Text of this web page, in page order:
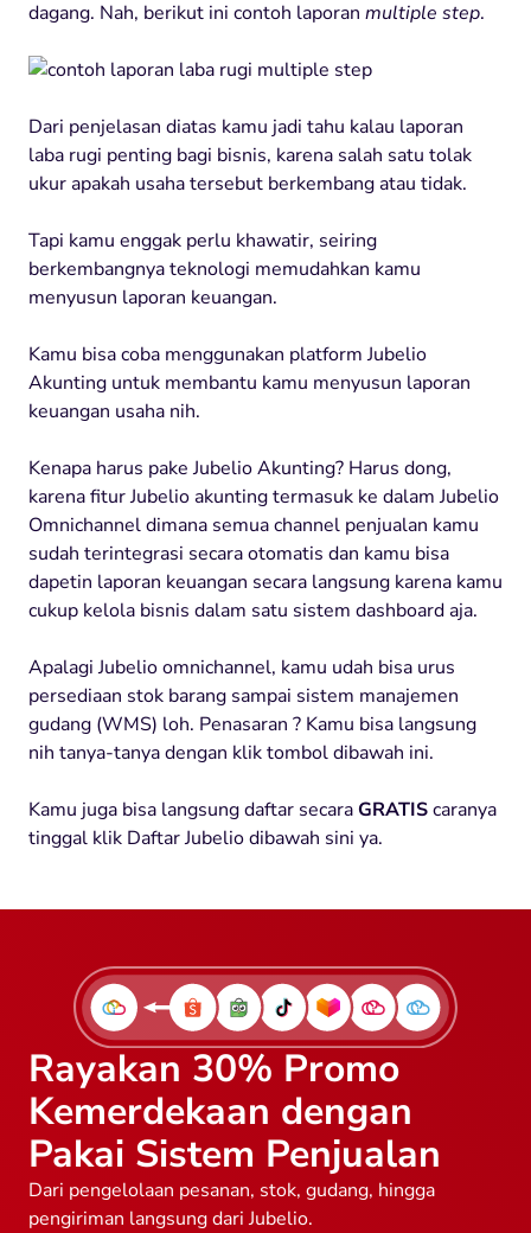
dagang. Nah, berikut ini contoh laporan multiple step.
Dari penjelasan diatas kamu jadi tahu kalau laporan
laba rugi penting bagi bisnis, karena salah satu tolak
ukur apakah usaha tersebut berkembang atau tidak.
Tapi kamu enggak perlu khawatir, seiring
berkembangnya teknologi memudahkan kamu
menyusun laporan keuangan.
Kamu bisa coba menggunakan platform Jubelio
Akunting untuk membantu kamu menyusun laporan
keuangan usaha nih.
Kenapa harus pake Jubelio Akunting? Harus dong,
karena fitur Jubelio akunting termasuk ke dalam Jubelio
Omnichannel dimana semua channel penjualan kamu
sudah terintegrasi secara otomatis dan kamu bisa
dapetin laporan keuangan secara langsung karena kamu
cukup kelola bisnis dalam satu sistem dashboard aja.
Apalagi Jubelio omnichannel, kamu udah bisa urus
persediaan stok barang sampai sistem manajemen
gudang (WMS) loh. Penasaran ? Kamu bisa langsung
nih tanya-tanya dengan klik tombol dibawah ini.
Kamu juga bisa langsung daftar secaraGRATIScaranya
tinggal klik Daftar Jubelio dibawah sini ya.
Rayakan 30% Promo
Kemerdekaan dengan
Pakai Sistem Penjualan
Dari pengelolaan pesanan, stok, gudang, hingga
pengiriman langsung dari Jubelio.